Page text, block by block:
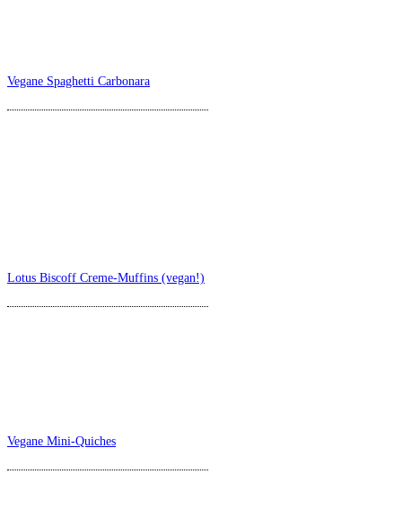
Vegane Spaghetti Carbonara
Lotus Biscoff Creme-Muffins (vegan!)
Vegane Mini-Quiches